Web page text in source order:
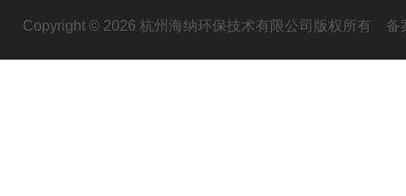
Copyright © 2026 杭州海纳环保技术有限公司版权所有 备